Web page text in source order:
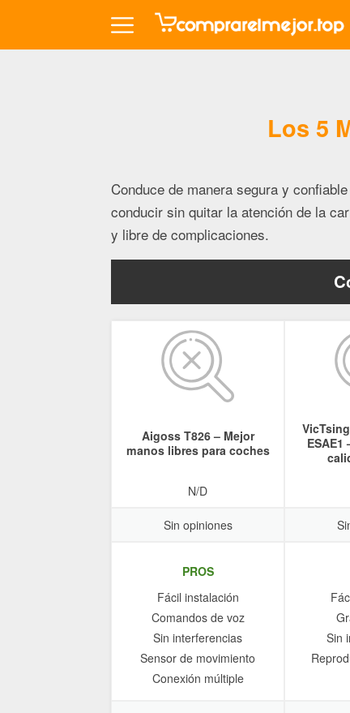
Los 5
Conduce de manera segura y
conducir sin quitar la atención de la
y libre de complicaciones.
Aigoss T826 – Mejor
manos libres para coches
N/D
Sin opiniones
PROS
Fácil instalación
Comandos de voz
Sin interferencias
Sensor de movimiento
Conexión múltiple
ESAE1
Sin